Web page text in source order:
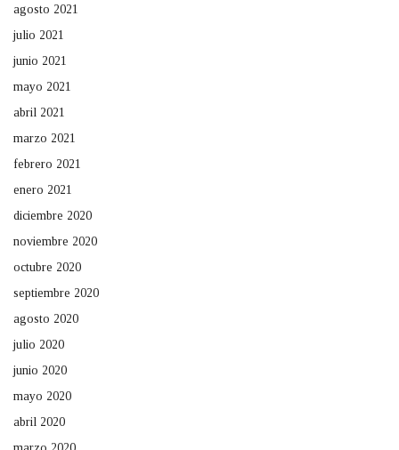
agosto 2021
julio 2021
junio 2021
mayo 2021
abril 2021
marzo 2021
febrero 2021
enero 2021
diciembre 2020
noviembre 2020
octubre 2020
septiembre 2020
agosto 2020
julio 2020
junio 2020
mayo 2020
abril 2020